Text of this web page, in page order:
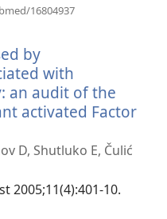
16804937
by
with
an audit of the
activated Factor
D, Shutluko E, Čulić
2005;11(4):401-10.